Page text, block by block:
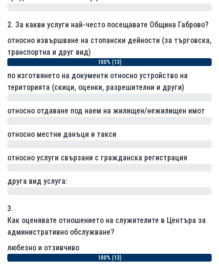
2. За какви услуги най-често посещавате Община Габрово?
относно извършване на стопански дейности (за търговска,
транспортна и друг вид)
100% (13)
по изготвянето на документи относно устройство на
територията (скици, оценки, разрешителни и други)
относно отдаване под наем на жилищен/нежилищен имот
относно местни данъци и такси
относно услуги свързани с гражданска регистрация
друга вид услуга:
3.
Как оценявате отношението на служителите в Центъра за
административно обслужване?
любезно и отзивчиво
100% (13)